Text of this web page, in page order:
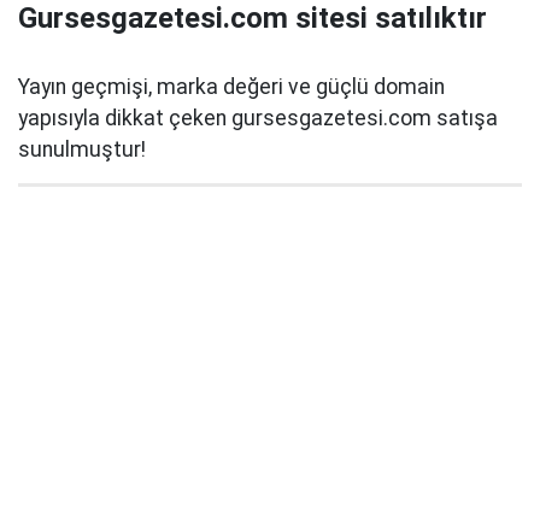
Gursesgazetesi.com sitesi satılıktır
Yayın geçmişi, marka değeri ve güçlü domain
yapısıyla dikkat çeken gursesgazetesi.com satışa
sunulmuştur!